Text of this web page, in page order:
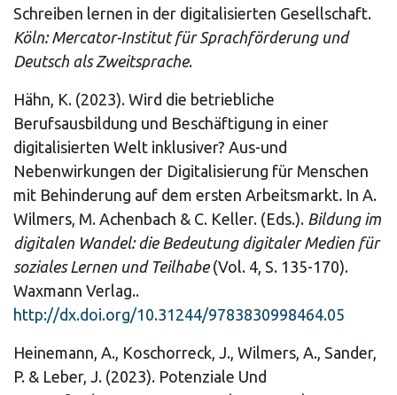
Schreiben lernen in der digitalisierten Gesellschaft.
Köln: Mercator-Institut für Sprachförderung und
Deutsch als Zweitsprache.
Hähn, K. (2023). Wird die betriebliche
Berufsausbildung und Beschäftigung in einer
digitalisierten Welt inklusiver? Aus-und
Nebenwirkungen der Digitalisierung für Menschen
mit Behinderung auf dem ersten Arbeitsmarkt. In A.
Wilmers, M. Achenbach & C. Keller. (Eds.). Bildung im
digitalen Wandel: die Bedeutung digitaler Medien für
soziales Lernen und Teilhabe(Vol. 4, S. 135-170).
Waxmann Verlag..
http://dx.doi.org/10.31244/9783830998464.05
Heinemann, A., Koschorreck, J., Wilmers, A., Sander,
P. & Leber, J. (2023). Potenziale Und